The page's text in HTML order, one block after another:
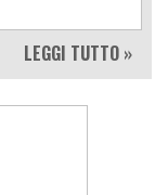
LEGGI TUTTO »